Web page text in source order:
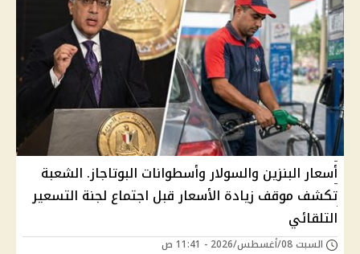
أسعار البنزين والسولار وأسطوانات البوتاجاز. الشعبة
تكشف موقف زيادة الأسعار قبل اجتماع لجنة التسعير
التلقائي
السبت 08/أغسطس/2026 - 11:41 ص